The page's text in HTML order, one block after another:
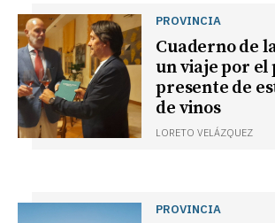
PROVINCIA
Cuaderno de
un viaje por el
presente de
de vinos
LORETO VELÁZQUEZ
PROVINCIA